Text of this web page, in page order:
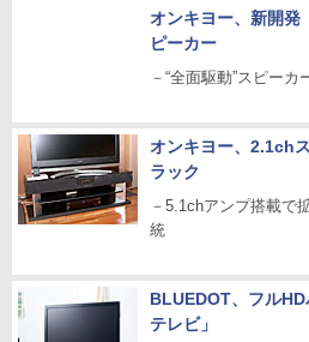
オンキヨー、新開発
ピーカー
－“全面駆動”スピー
オンキヨー、2.1ch
ラック
－5.1chアンプ搭載で
統
BLUEDOT、フル
テレビ」